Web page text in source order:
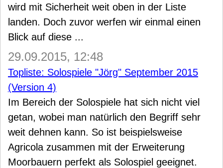
wird mit Sicherheit weit oben in der Liste
landen. Doch zuvor werfen wir einmal einen
Blick auf diese ...
29.09.2015, 12:48
Topliste: Solospiele "Jörg" September 2015
(Version 4)
Im Bereich der Solospiele hat sich nicht viel
getan, wobei man natürlich den Begriff sehr
weit dehnen kann. So ist beispielsweise
Agricola zusammen mit der Erweiterung
Moorbauern perfekt als Solospiel geeignet.